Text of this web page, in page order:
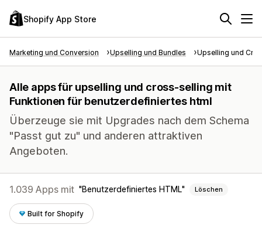
Shopify App Store
Marketing und Conversion Upselling und Bundles Upselling und
Alle apps für upselling und cross-selling mit
Funktionen für benutzerdefiniertes html
Überzeuge sie mit Upgrades nach dem Schema
"Passt gut zu" und anderen attraktiven
Angeboten.
1.039 Apps mit Benutzerdefiniertes HTML Löschen
Built for Shopify